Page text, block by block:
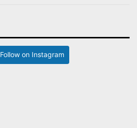
Follow on Instagram